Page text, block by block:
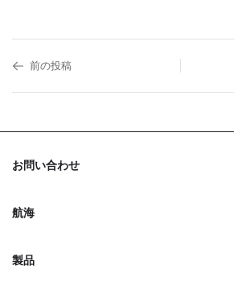
前の投稿
お問い合わせ
航海
製品